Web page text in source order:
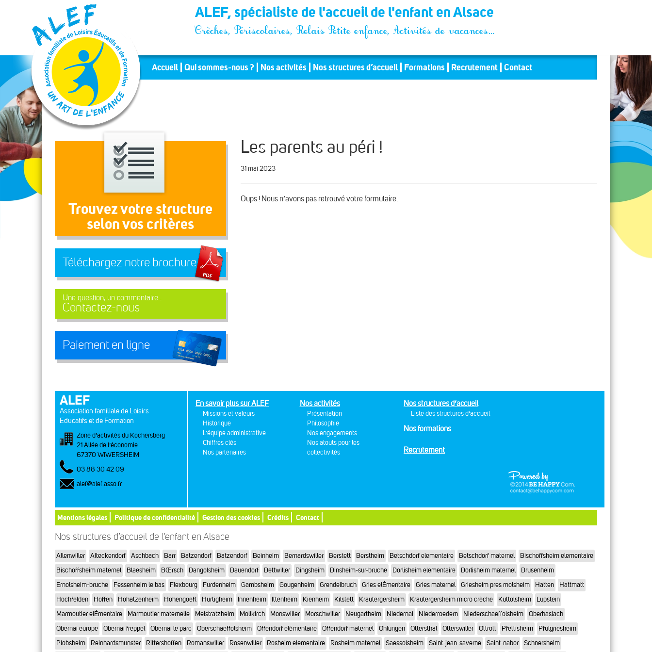
Panneau de gestion des cookies ALEF, spécialiste de l'accueil de l'enfant en Alsace
Crèches, Périscolaires, Relais Petite enfance, Activités de vacances…
Accueil Qui sommes-nous ? Nos activités Nos structures d’accueil Formations Recrutement Contact
Trouvez votre structure
selon vos critères
Téléchargez notre brochure
Une question, un commentaire...
Contactez-nous
Paiement en ligne
Les parents au péri !
31 mai 2023
Oups ! Nous n’avons pas retrouvé votre formulaire.
ALEF
Association familiale de Loisirs
Educatifs et de Formation
Zone d’activités du Kochersberg
21 Allée de l’économie
67370 WIWERSHEIM
03 88 30 42 09
alef@alef.asso.fr
En savoir plus sur ALEF
Missions et valeurs
Historique
L'équipe administrative
Chiffres clés
Nos partenaires
Nos activités
Présentation
Philosophie
Nos engagements
Nos atouts pour les
collectivités
Nos structures d’accueil
Liste des structures d’accueil
Nos formations
Recrutement
Mentions légales Politique de confidentialité Gestion des cookies Crédits Contact
Nos structures d’accueil de l’enfant en Alsace
Allenwiller Alteckendorf Aschbach Barr Batzendorf Batzendorf Beinheim Bernardswiller Berstett Berstheim Betschdorf elementaire Betschdorf maternel
Bischoffsheim elementaire
Bischoffsheim maternel
Blaesheim BŒrsch Dangolsheim Dauendorf Dettwiller Dingsheim Dinsheim-sur-bruche Dorlisheim elementaire Dorlisheim maternel
Drusenheim
Ernolsheim-bruche
Fessenheim le bas Flexbourg Furdenheim Gambsheim Gougenheim Grendelbruch Gries elÉmentaire Gries maternel Griesheim pres molsheim Hatten
Hattmatt
Hochfelden
Hoffen Hohatzenheim Hohengoeft Hurtigheim Innenheim Ittenheim Kienheim Kilstett Krautergersheim Krautergersheim micro crèche Kuttolsheim
Lupstein
Marmoutier elÉmentaire
Marmoutier maternelle Meistratzheim Mollkirch Monswiller Morschwiller Neugartheim Niedernai Niederroedern Niederschaeffolsheim
Oberhaslach
Obernai europe
Obernai freppel Obernai le parc Oberschaeffolsheim Offendorf elémentaire Offendorf maternel Ohlungen Ottersthal Otterswiller Ottrott Pfettisheim
Pfulgriesheim
Plobsheim
Reinhardsmunster Rittershoffen Romanswiller Rosenwiller Rosheim elementaire Rosheim maternel Saessolsheim Saint-jean-saverne Saint-nabor Schnersheim